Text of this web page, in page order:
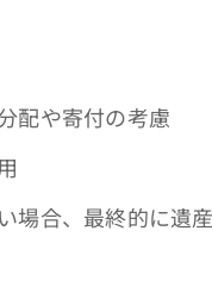
配や寄付の考慮
場合、最終的に遺